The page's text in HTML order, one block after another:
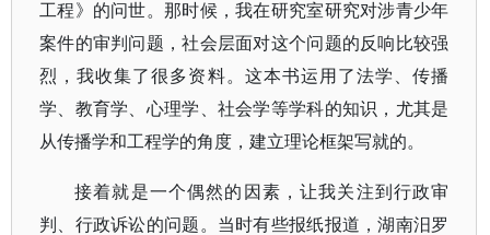
工程》的问世。那时候，我在研究室研究对涉青少年
案件的审判问题，社会层面对这个问题的反响比较强
烈，我收集了很多资料。这本书运用了法学、传播
学、教育学、心理学、社会学等学科的知识，尤其是
从传播学和工程学的角度，建立理论框架写就的。
接着就是一个偶然的因素，让我关注到行政审
判、行政诉讼的问题。当时有些报纸报道，湖南汨罗